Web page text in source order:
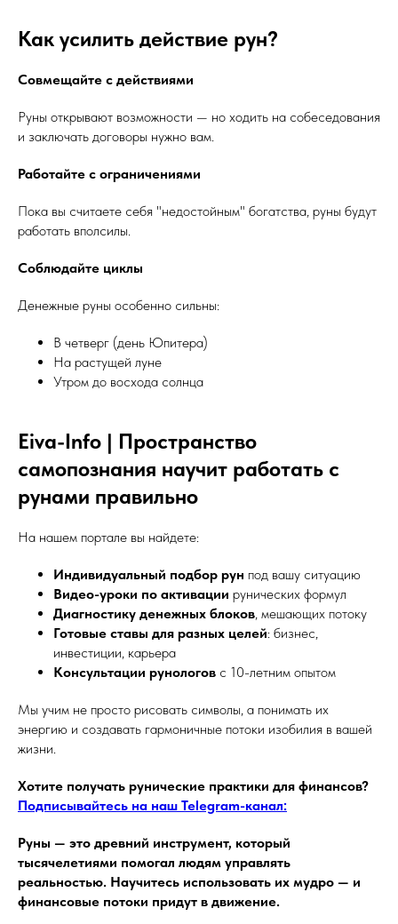
Как усилить действие рун?
Совмещайте с действиями
Руны открывают возможности — но ходить на собеседования
и заключать договоры нужно вам.
Работайте с ограничениями
Пока вы считаете себя "недостойным" богатства, руны будут
работать вполсилы.
Соблюдайте циклы
Денежные руны особенно сильны:
В четверг (день Юпитера)
На растущей луне
Утром до восхода солнца
Eiva-Info | Пространство
самопознания научит работать с
рунами правильно
На нашем портале вы найдете:
Индивидуальный подбор рун под вашу ситуацию
Видео-уроки по активации рунических формул
Диагностику денежных блоков, мешающих потоку
Готовые ставы для разных целей: бизнес,
инвестиции, карьера
Консультации рунологов с 10-летним опытом
Мы учим не просто рисовать символы, а понимать их
энергию и создавать гармоничные потоки изобилия в вашей
жизни.
Хотите получать рунические практики для финансов?
Подписывайтесь на наш Telegram-канал:
Руны — это древний инструмент, который
тысячелетиями помогал людям управлять
реальностью. Научитесь использовать их мудро — и
финансовые потоки придут в движение.